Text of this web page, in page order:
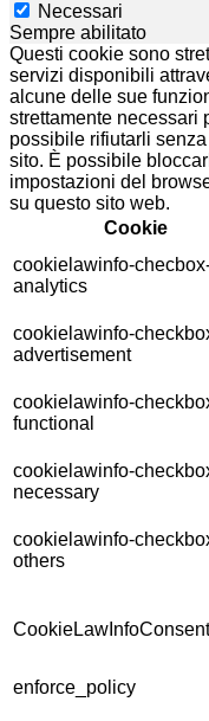
Necessari
Sempre abilitato
Questi cookie sono
servizi disponibili
alcune delle sue
strettamente necessari
possibile rifiutarli
sito. È possibile
impostazioni del
su questo sito web.
Cookie
cookielawinfo-
analytics
cookielawinfo-
advertisement
cookielawinfo-
functional
cookielawinfo-
necessary
cookielawinfo-
others
CookieLawInfoConsent
enforce_policy